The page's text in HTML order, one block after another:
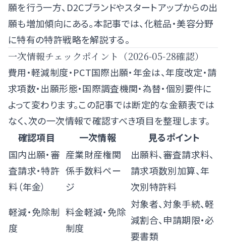
願を行う一方、D2Cブランドやスタートアップからの出
願も増加傾向にある。本記事では、化粧品・美容分野
に特有の特許戦略を解説する。
一次情報チェックポイント（2026-05-28確認）
費用・軽減制度・PCT国際出願・年金は、年度改定・請
求項数・出願形態・国際調査機関・為替・個別要件に
よって変わります。この記事では断定的な金額表では
なく、次の一次情報で確認すべき項目を整理します。
確認項目
一次情報
見るポイント
国内出願・審
査請求・特許
料（年金）
産業財産権関
係手数料ペー
ジ
出願料、審査請求料、
請求項数別加算、年
次別特許料
軽減・免除制
度
料金軽減・免除
制度
対象者、対象手続、軽
減割合、申請期限・必
要書類